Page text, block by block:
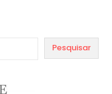
Pesquisar